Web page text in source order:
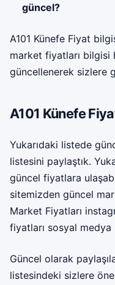
güncel?
A101 Künefe Fiyat
market fiyatları bilgisi
güncellenerek sizlere
A101 Künefe
Yukarıdaki listede
listesini paylaştık.
güncel fiyatlara
sitemizden güncel
Market Fiyatları
fiyatları sosyal
Güncel olarak
listesindeki sizlere